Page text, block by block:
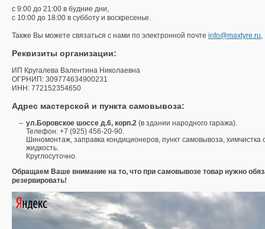
с 9:00 до 21:00 в будние дни,
с 10:00 до 18:00 в субботу и воскресенье.
Также Вы можете связаться с нами по электронной почте info@maxtyre.ru
Реквизиты организации:
ИП Кругалева Валентина Николаевна
ОГРНИП: 309774634900231
ИНН: 772152354650
Адрес мастерской и пункта самовывоза:
ул.Боровское шоссе д.6, корп.2 (в здании народного гаража).
Телефон: +7 (925) 456-20-90.
Шиномонтаж, заправка кондиционеров, пункт самовывоза,
жидкость.
Круглосуточно.
Обращаем Ваше внимание на то, что при самовывозе товар нужно
резервировать!